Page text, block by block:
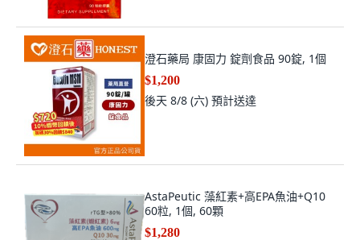
澄石藥局 康固力 錠劑食品 90錠, 1個
$1,200
後天 8/8 (六) 預計送達
AstaPeutic 藻紅素+高EPA魚油+Q10
60粒, 1個, 60顆
$1,280